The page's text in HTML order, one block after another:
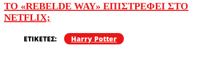
TO «REBELDE WAY» ΕΠΙΣΤΡΕΦΕΙ ΣΤΟ
NETFLIX;
ΕΤΙΚΕΤΕΣ: Harry Potter